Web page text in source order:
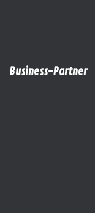
Business-Partner